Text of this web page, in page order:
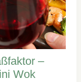
–
Wok